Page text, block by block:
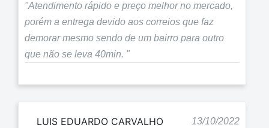
"Atendimento rápido e preço melhor no mercado,
porém a entrega devido aos correios que faz
demorar mesmo sendo de um bairro para outro
que não se leva 40min. "
LUIS EDUARDO CARVALHO 13/10/2022